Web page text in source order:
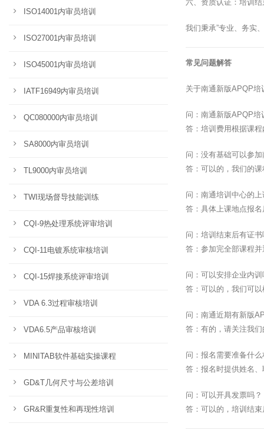
六、资质认证：培训
我们秉承”专业、务实
常见问题解答
关于南通新版APQP培
问：南通新版APQP
答：培训费用根据课
问：没有基础可以参
答：可以的，我们的
问：南通培训中心的
答：具体上课地点报
问：培训结束后有证书
答：参加完全部课程
问：可以安排企业内训
答：可以的，我们可
问：南通近期有新版
答：有的，请关注我
问：报名需要准备什
答：报名时提供姓名
问：可以开具发票吗？
答：可以的，培训结
ISO14001内审员培训
ISO27001内审员培训
ISO45001内审员培训
IATF16949内审员培训
QC080000内审员培训
SA8000内审员培训
TL9000内审员培训
TWI现场督导技能训练
CQI-9热处理系统评审培训
CQI-11电镀系统审核培训
CQI-15焊接系统评审培训
VDA 6.3过程审核培训
VDA6.5产品审核培训
MINITAB软件基础实操课程
GD&T几何尺寸与公差培训
GR&R重复性和再现性培训